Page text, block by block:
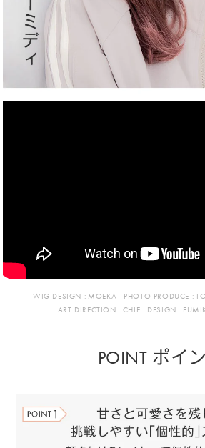
WIG DESIGN : MOEKA PHOTO PRODUCE :
ART DIRECTION : CHIE DESIGN :
POINT ポイ